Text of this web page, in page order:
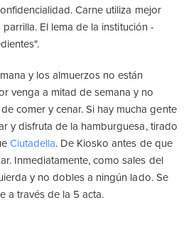
Carne utiliza mejor
El lema de la institución -
y los almuerzos no están
venga a mitad de semana y no
comer y cenar. Si hay mucha gente
y disfruta de la hamburguesa, tirado
Ciutadella. De Kiosko antes de que
Inmediatamente, como sales del
y no dobles a ningún lado. Se
a través de la 5 acta.